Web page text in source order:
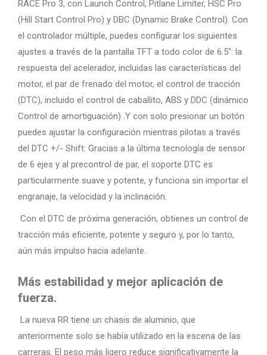
RACE Pro 3, con Launch Control, Pitlane Limiter, HSC Pro
(Hill Start Control Pro) y DBC (Dynamic Brake Control). Con
el controlador múltiple, puedes configurar los siguientes
ajustes a través de la pantalla TFT a todo color de 6.5″: la
respuesta del acelerador, incluidas las características del
motor, el par de frenado del motor, el control de tracción
(DTC), incluido el control de caballito, ABS y DDC (dinámico
Control de amortiguación) .Y con solo presionar un botón
puedes ajustar la configuración mientras pilotas a través
del DTC +/- Shift. Gracias a la última tecnología de sensor
de 6 ejes y al precontrol de par, el soporte DTC es
particularmente suave y potente, y funciona sin importar el
engranaje, la velocidad y la inclinación.
Con el DTC de próxima generación, obtienes un control de
tracción más eficiente, potente y seguro y, por lo tanto,
aún más impulso hacia adelante.
Más estabilidad y mejor aplicación de
fuerza.
La nueva RR tiene un chasis de aluminio, que
anteriormente solo se había utilizado en la escena de las
carreras. El peso más ligero reduce significativamente la